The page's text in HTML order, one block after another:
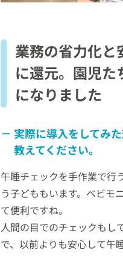
業務の省力化と
に還元。園児た
になりました
実際に導入をしてみ
教えてください。
午睡チェックを手作業で行
う子どももいます。ベビモ
て便利ですね。
人間の目でのチェックもし
で、以前よりも安心して午